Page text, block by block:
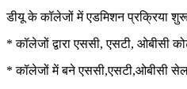
डीयू के कॉलेजों में एडमिशन प्रक्रिया
* कॉलेजों द्वारा एससी, एसटी, ओबीसी
* कॉलेजों में बने एससी,एसटी,ओबीसी